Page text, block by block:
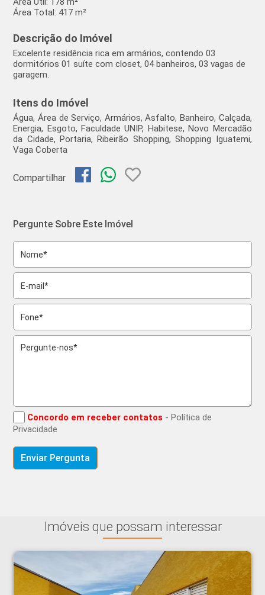
Área Total: 417 m²
Descrição do Imóvel
Excelente residência rica em armários, contendo 03
dormitórios 01 suíte com closet, 04 banheiros, 03 vagas de
garagem.
Itens do Imóvel
Água, Área de Serviço, Armários, Asfalto, Banheiro, Calçada,
Energia, Esgoto, Faculdade UNIP, Habitese, Novo Mercadão
da Cidade, Portaria, Ribeirão Shopping, Shopping Iguatemi,
Vaga Coberta
Compartilhar
Pergunte Sobre Este Imóvel
Concordo em receber contatos - Política de
Privacidade
Imóveis que possam interessar